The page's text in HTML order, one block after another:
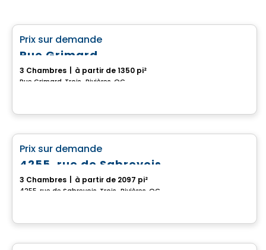
Prix sur demande
Rue Grimard
3 Chambres à partir de 1350 pi²
Rue Grimard, Trois-Rivières, QC
Maison
Prix sur demande
4255, rue de Sabrevois
3 Chambres à partir de 2097 pi²
4255, rue de Sabrevois, Trois-Rivières, QC
Terrain